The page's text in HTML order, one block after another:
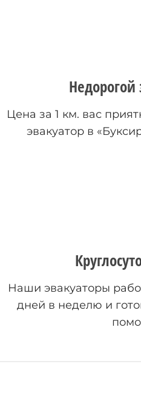
Недорогой
Цена за 1 км. вас
эвакуатор в
Наши эвакуаторы
дней в неделю и